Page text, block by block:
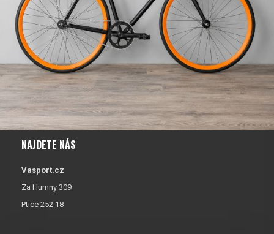
NAJDETE NÁS
Vasport.cz
Za Humny 309
Ptice 252 18